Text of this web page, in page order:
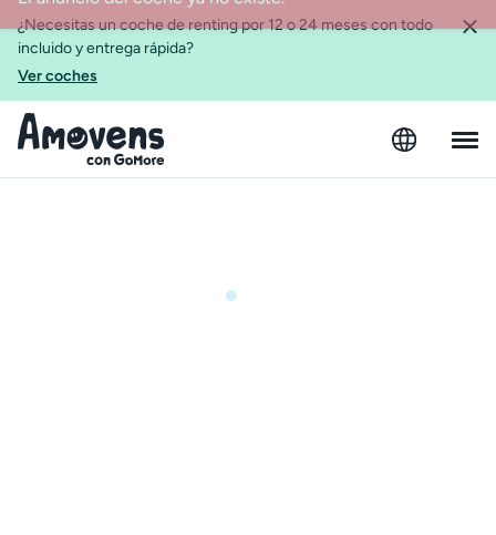
¿Necesitas un coche de renting por 12 o 24 meses con todo
incluido y entrega rápida?
Ver coches